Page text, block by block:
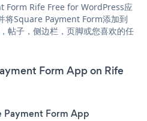
Form Rife Free for WordPress应
将Square Payment Form添加到
帖子，侧边栏，页脚或您喜欢的任
Form App on Rife
Payment Form App